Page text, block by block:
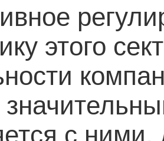
этого
с ними,